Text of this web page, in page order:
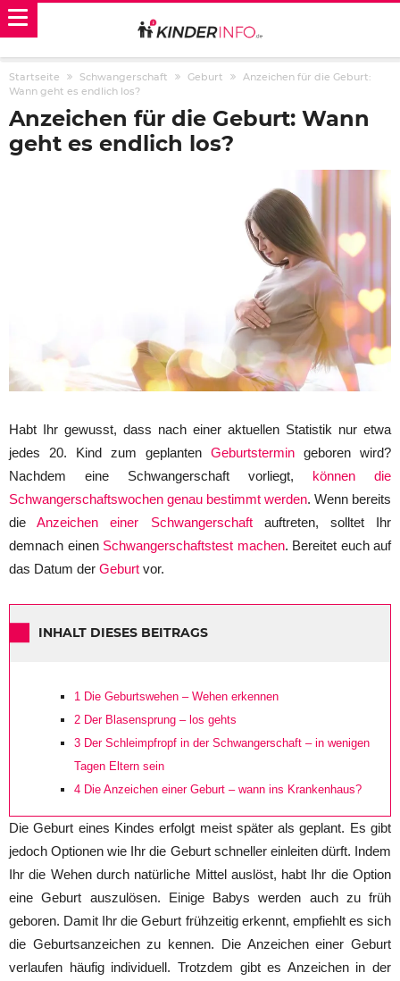
Startseite Schwangerschaft Geburt
Anzeichen für die Geburt:
Wann geht es endlich los?
Anzeichen für die Geburt: Wann
geht es endlich los?
Habt Ihr gewusst, dass nach einer aktuellen Statistik nur etwa
jedes 20. Kind zum geplanten Geburtstermin geboren wird?
Nachdem eine Schwangerschaft vorliegt, können die
Schwangerschaftswochen genau bestimmt werden. Wenn bereits
dieAnzeichen einer Schwangerschaftauftreten, solltet Ihr
demnach einen Schwangerschaftstest machen. Bereitet euch auf
das Datum der Geburt vor.
INHALT DIESES BEITRAGS
1 Die Geburtswehen – Wehen erkennen
2 Der Blasensprung – los gehts
3 Der Schleimpfropf in der Schwangerschaft – in wenigen
Tagen Eltern sein
4 Die Anzeichen einer Geburt – wann ins Krankenhaus?
Die Geburt eines Kindes erfolgt meist später als geplant. Es gibt
jedoch Optionen wie Ihr die Geburt schneller einleiten dürft. Indem
Ihr die Wehen durch natürliche Mittel auslöst, habt Ihr die Option
eine Geburt auszulösen. Einige Babys werden auch zu früh
geboren. Damit Ihr die Geburt frühzeitig erkennt, empfiehlt es sich
die Geburtsanzeichen zu kennen. Die Anzeichen einer Geburt
verlaufen häufig individuell. Trotzdem gibt es Anzeichen in der